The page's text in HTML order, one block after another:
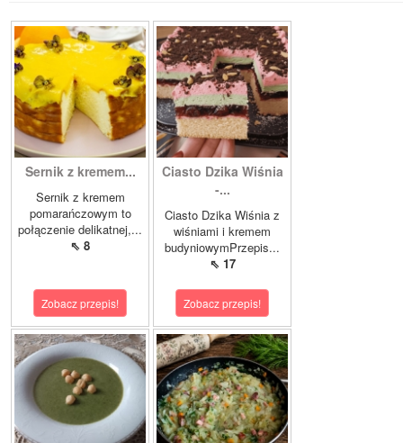
Sernik z kremem...
Sernik z kremem
pomarańczowym to
połączenie delikatnej,...
⇖ 8
Zobacz przepis!
Ciasto Dzika Wiśnia
-...
Ciasto Dzika Wiśnia z
wiśniami i kremem
budyniowymPrzepis...
⇖ 17
Zobacz przepis!